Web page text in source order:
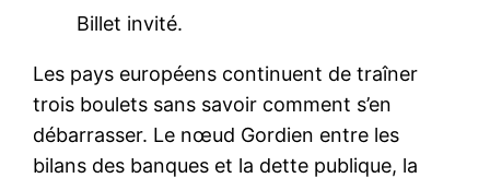
Billet invité.
Les pays européens continuent de traîner
trois boulets sans savoir comment s’en
débarrasser. Le nœud Gordien entre les
bilans des banques et la dette publique, la